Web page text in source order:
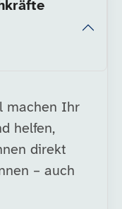
machen Ihr
helfen,
direkt
– auch